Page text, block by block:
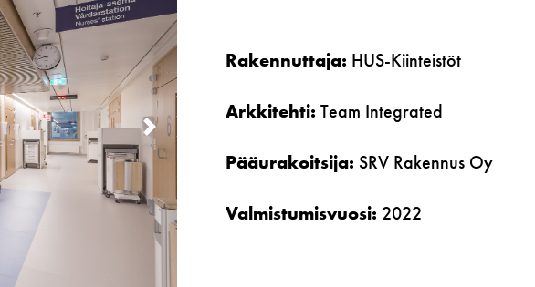
NEXT
Rakennuttaja: HUS-Kiinteistöt
Arkkitehti: Team Integrated
Pääurakoitsija: SRV Rakennus Oy
Valmistumisvuosi: 2022